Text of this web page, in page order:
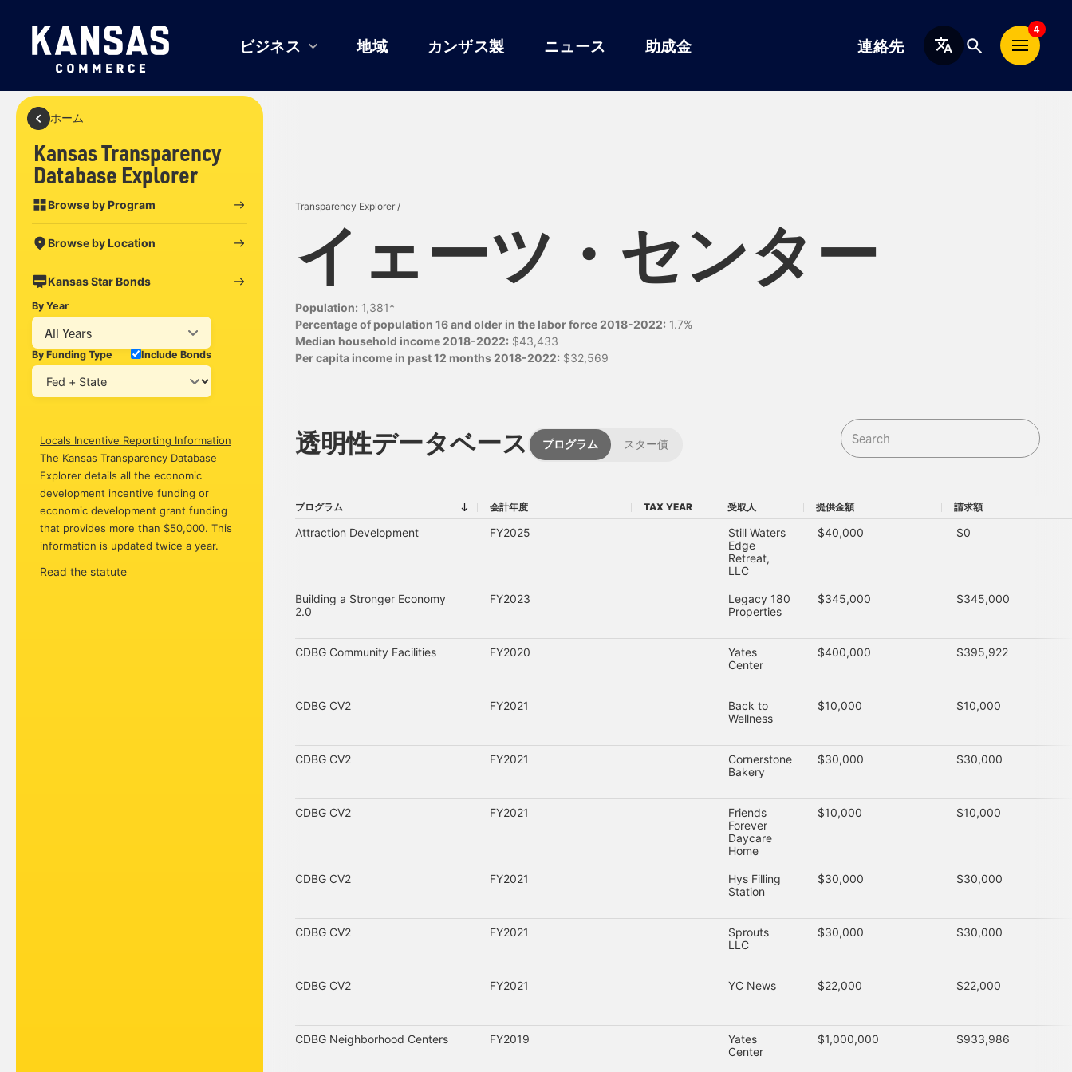
ビジネス 地域 カンザス製 ニュース 助成金 連絡先
本
4
ホーム
Kansas Transparency
Database Explorer
Browse by Program
Browse by Location
Kansas Star Bonds
By Year
All Years
By Funding Type Include Bonds
Locals Incentive Reporting Information
The Kansas Transparency Database
Explorer details all the economic
development incentive funding or
economic development grant funding
that provides more than $50,000. This
information is updated twice a year.
Read the statute
Transparency Explorer /
イェーツ・センター
Population: 1,381*
Percentage of population 16 and older in the labor force 2018-2022: 1.7%
Median household income 2018-2022: $43,433
Per capita income in past 12 months 2018-2022: $32,569
透明性データベース プログラム スター債
プログラム 会計年度 TAX YEAR 受取人 提供金額
請求額
提供金額 請求額
Attraction Development FY2025
Still Waters
Edge
Retreat,
LLC
$40,000 $0
Building a Stronger Economy
2.0
FY2023
Legacy 180
Properties
$345,000 $345,000
CDBG Community Facilities FY2020
Yates
Center
$400,000 $395,922
CDBG CV2 FY2021
Back to
Wellness
$10,000 $10,000
CDBG CV2 FY2021
Cornerstone
Bakery
$30,000 $30,000
CDBG CV2 FY2021
Friends
Forever
Daycare
Home
$10,000 $10,000
CDBG CV2 FY2021
Hys Filling
Station
$30,000 $30,000
CDBG CV2 FY2021
Sprouts
LLC
$30,000 $30,000
CDBG CV2 FY2021 YC News $22,000 $22,000
CDBG Neighborhood Centers FY2019
Yates
Center
$1,000,000 $933,986